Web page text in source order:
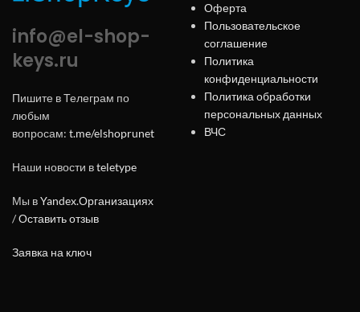
info@el-shop-
keys.ru
Пишите в Телеграм по
любым
вопросам: t.me/elshoprunet
Наши новости вteletype
Мы вYandex.Организациях
/Оставить отзыв
Заявка на ключ
Оферта
Пользовательское
соглашение
Политика
конфиденциальности
Политика обработки
персональных данных
ВЧС